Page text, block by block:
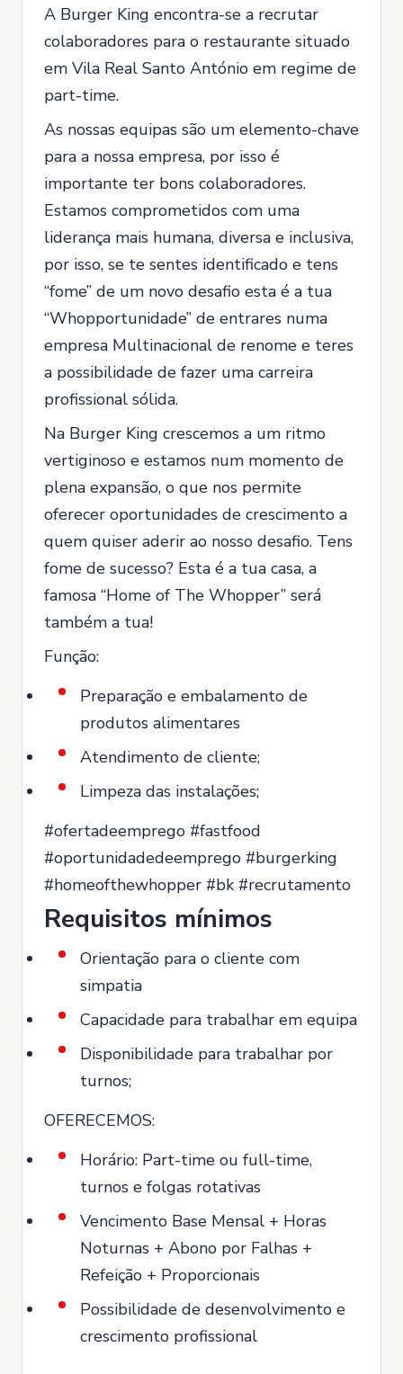
A Burger King encontra-se a recrutar
colaboradores para o restaurante situado
em Vila Real Santo António em regime de
part-time.
As nossas equipas são um elemento-chave
para a nossa empresa, por isso é
importante ter bons colaboradores.
Estamos comprometidos com uma
liderança mais humana, diversa e inclusiva,
por isso, se te sentes identificado e tens
“fome” de um novo desafio esta é a tua
“Whopportunidade” de entrares numa
empresa Multinacional de renome e teres
a possibilidade de fazer uma carreira
profissional sólida.
Na Burger King crescemos a um ritmo
vertiginoso e estamos num momento de
plena expansão, o que nos permite
oferecer oportunidades de crescimento a
quem quiser aderir ao nosso desafio. Tens
fome de sucesso? Esta é a tua casa, a
famosa “Home of The Whopper” será
também a tua!
Função:
Preparação e embalamento de
produtos alimentares
Atendimento de cliente;
Limpeza das instalações;
#ofertadeemprego #fastfood
#oportunidadedeemprego #burgerking
#homeofthewhopper #bk #recrutamento
Requisitos mínimos
Orientação para o cliente com
simpatia
Capacidade para trabalhar em equipa
Disponibilidade para trabalhar por
turnos;
OFERECEMOS:
Horário: Part-time ou full-time,
turnos e folgas rotativas
Vencimento Base Mensal + Horas
Noturnas + Abono por Falhas +
Refeição + Proporcionais
Possibilidade de desenvolvimento e
crescimento profissional